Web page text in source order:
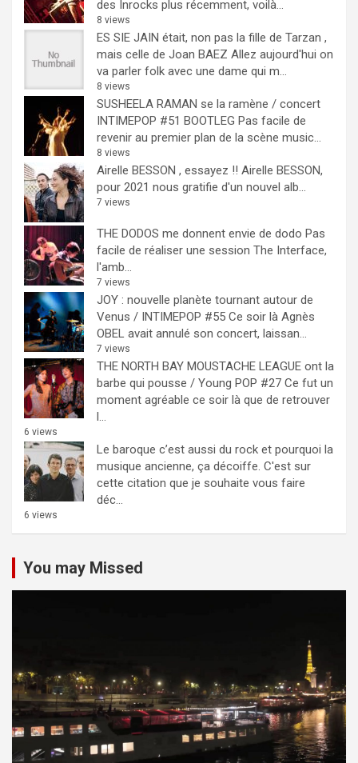
des Inrocks plus récemment, voilà...
8 views
ES SIE JAIN était, non pas la fille de Tarzan ,
mais celle de Joan BAEZ Allez aujourd'hui on
va parler folk avec une dame qui m...
8 views
SUSHEELA RAMAN se la ramène / concert
INTIMEPOP #51 BOOTLEG Pas facile de
revenir au premier plan de la scène music...
8 views
Airelle BESSON , essayez !! Airelle BESSON,
pour 2021 nous gratifie d'un nouvel alb...
7 views
THE DODOS me donnent envie de dodo Pas
facile de réaliser une session The Interface,
l'amb...
7 views
JOY : nouvelle planète tournant autour de
Venus / INTIMEPOP #55 Ce soir là Agnès
OBEL avait annulé son concert, laissan...
7 views
THE NORTH BAY MOUSTACHE LEAGUE ont la
barbe qui pousse / Young POP #27 Ce fut un
moment agréable ce soir là que de retrouver
l...
6 views
Le baroque c’est aussi du rock et pourquoi la
musique ancienne, ça décoiffe. C'est sur
cette citation que je souhaite vous faire
déc...
6 views
You may Missed